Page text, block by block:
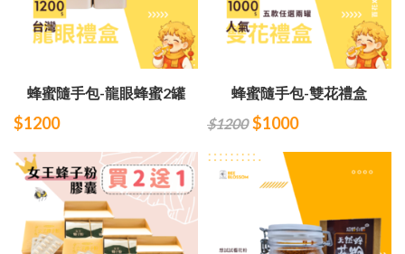
蜂蜜隨手包-龍眼蜂蜜2罐
$1200
蜂蜜隨手包-雙花禮盒
$1200 $1000